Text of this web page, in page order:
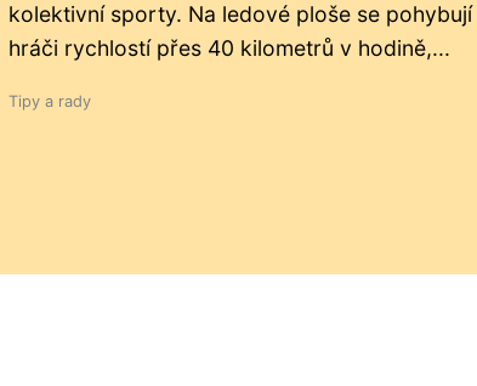
kolektivní sporty. Na ledové ploše se pohybují
hráči rychlostí přes 40 kilometrů v hodině,...
Tipy a rady